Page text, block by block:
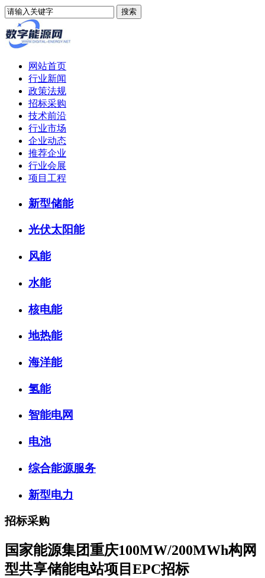
网站首页
行业新闻
政策法规
招标采购
技术前沿
行业市场
企业动态
推荐企业
行业会展
项目工程
新型储能
光伏太阳能
风能
水能
核电能
地热能
海洋能
氢能
智能电网
电池
综合能源服务
新型电力
招标采购
国家能源集团重庆100MW/200MWh构网
型共享储能电站项目EPC招标